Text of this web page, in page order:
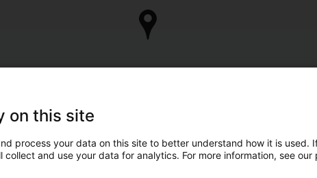
on this site
process your data on this site to better understand how it is used.
collect and use your data for analytics. For more information, see our